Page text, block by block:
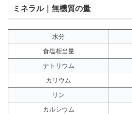
ミネラル｜無機質の量
水分
食塩相当量
ナトリウム
カリウム
リン
カルシウム